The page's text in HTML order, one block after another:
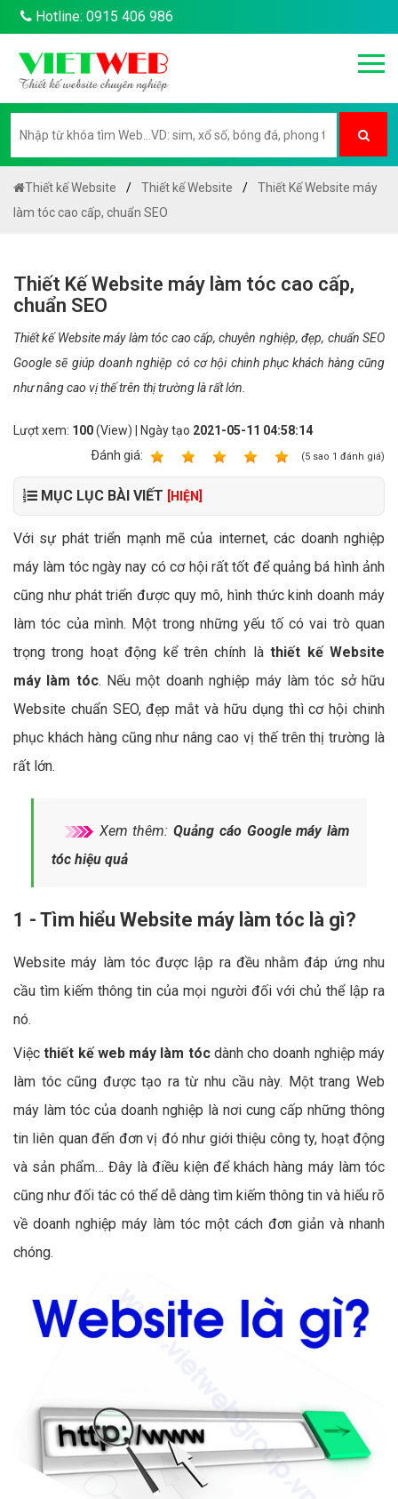
Hotline: 0915 406 986
Thiết kế Website Thiết kế Website
Thiết Kế Website máy
làm tóc cao cấp, chuẩn SEO
Thiết Kế Website máy làm tóc cao cấp,
chuẩn SEO
Thiết kế Website máy làm tóc cao cấp, chuyên nghiệp, đẹp, chuẩn SEO
Google sẽ giúp doanh nghiệp có cơ hội chinh phục khách hàng cũng
như nâng cao vị thế trên thị trường là rất lớn.
Lượt xem: 100(View) | Ngày tạo 2021-05-11 04:58:14
Ðánh giá:
(5 sao 1 đánh giá)
MỤC LỤC BÀI VIẾT [HIỆN]
Với sự phát triển mạnh mẽ của internet, các doanh nghiệp
máy làm tóc ngày nay có cơ hội rất tốt để quảng bá hình ảnh
cũng như phát triển được quy mô, hình thức kinh doanh máy
làm tóc của mình. Một trong những yếu tố có vai trò quan
trọng trong hoạt động kể trên chính làthiết kế Website
máy làm tóc. Nếu một doanh nghiệp máy làm tóc sở hữu
Website chuẩn SEO, đẹp mắt và hữu dụng thì cơ hội chinh
phục khách hàng cũng như nâng cao vị thế trên thị trường là
rất lớn.
Xem thêm:Quảng cáo Google máy làm
tóc hiệu quả
1 - Tìm hiểu Website máy làm tóc là gì?
Website máy làm tóc được lập ra đều nhằm đáp ứng nhu
cầu tìm kiếm thông tin của mọi người đối với chủ thể lập ra
nó.
Việcthiết kế web máy làm tócdành cho doanh nghiệp máy
làm tóc cũng được tạo ra từ nhu cầu này. Một trang Web
máy làm tóc của doanh nghiệp là nơi cung cấp những thông
tin liên quan đến đơn vị đó như giới thiệu công ty, hoạt động
và sản phẩm… Đây là điều kiện để khách hàng máy làm tóc
cũng như đối tác có thể dễ dàng tìm kiếm thông tin và hiểu rõ
về doanh nghiệp máy làm tóc một cách đơn giản và nhanh
chóng.